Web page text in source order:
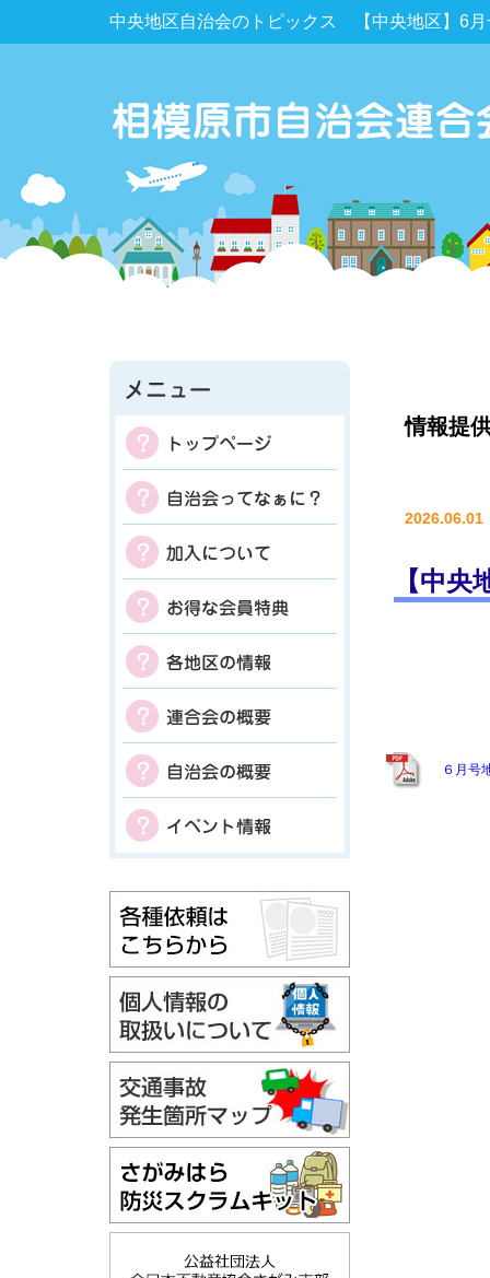
中央地区自治会のトピックス 【中央地区】6月
情報提
2026.06.01
【中
６月号